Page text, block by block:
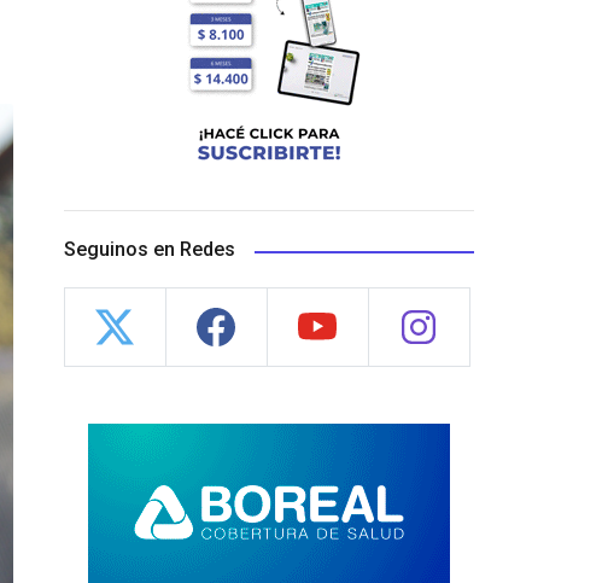
Seguinos en Redes